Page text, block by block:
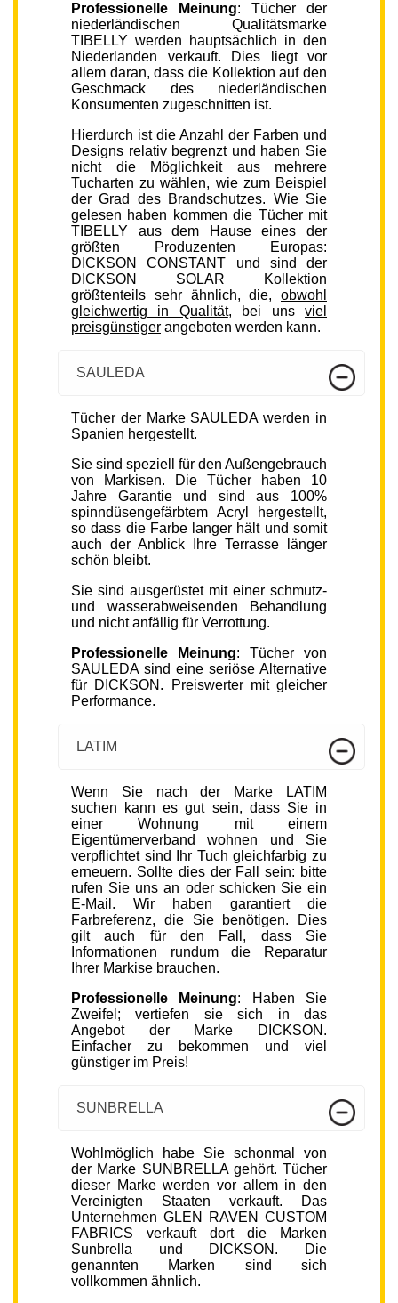
Professionelle Meinung: Tücher der
niederländischen Qualitätsmarke
TIBELLY werden hauptsächlich in den
Niederlanden verkauft. Dies liegt vor
allem daran, dass die Kollektion auf den
Geschmack des niederländischen
Konsumenten zugeschnitten ist.
Hierdurch ist die Anzahl der Farben und
Designs relativ begrenzt und haben Sie
nicht die Möglichkeit aus mehrere
Tucharten zu wählen, wie zum Beispiel
der Grad des Brandschutzes. Wie Sie
gelesen haben kommen die Tücher mit
TIBELLY aus dem Hause eines der
größten Produzenten Europas:
DICKSON CONSTANT und sind der
DICKSON SOLAR Kollektion
größtenteils sehr ähnlich, die, obwohl
gleichwertig in Qualität, bei unsviel
preisgünstiger angeboten werden kann.
SAULEDA
Tücher der Marke SAULEDA werden in
Spanien hergestellt.
Sie sind speziell für den Außengebrauch
von Markisen. Die Tücher haben 10
Jahre Garantie und sind aus 100%
spinndüsengefärbtem Acryl hergestellt,
so dass die Farbe langer hält und somit
auch der Anblick Ihre Terrasse länger
schön bleibt.
Sie sind ausgerüstet mit einer schmutz-
und wasserabweisenden Behandlung
und nicht anfällig für Verrottung.
Professionelle Meinung: Tücher von
SAULEDA sind eine seriöse Alternative
für DICKSON. Preiswerter mit gleicher
Performance.
LATIM
Wenn Sie nach der Marke LATIM
suchen kann es gut sein, dass Sie in
einer Wohnung mit einem
Eigentümerverband wohnen und Sie
verpflichtet sind Ihr Tuch gleichfarbig zu
erneuern. Sollte dies der Fall sein: bitte
rufen Sie uns an oder schicken Sie ein
E-Mail. Wir haben garantiert die
Farbreferenz, die Sie benötigen. Dies
gilt auch für den Fall, dass Sie
Informationen rundum die Reparatur
Ihrer Markise brauchen.
Professionelle Meinung: Haben Sie
Zweifel; vertiefen sie sich in das
Angebot der Marke DICKSON.
Einfacher zu bekommen und viel
günstiger im Preis!
SUNBRELLA
Wohlmöglich habe Sie schonmal von
der Marke SUNBRELLA gehört. Tücher
dieser Marke werden vor allem in den
Vereinigten Staaten verkauft. Das
Unternehmen GLEN RAVEN CUSTOM
FABRICS verkauft dort die Marken
Sunbrella und DICKSON. Die
genannten Marken sind sich
vollkommen ähnlich.